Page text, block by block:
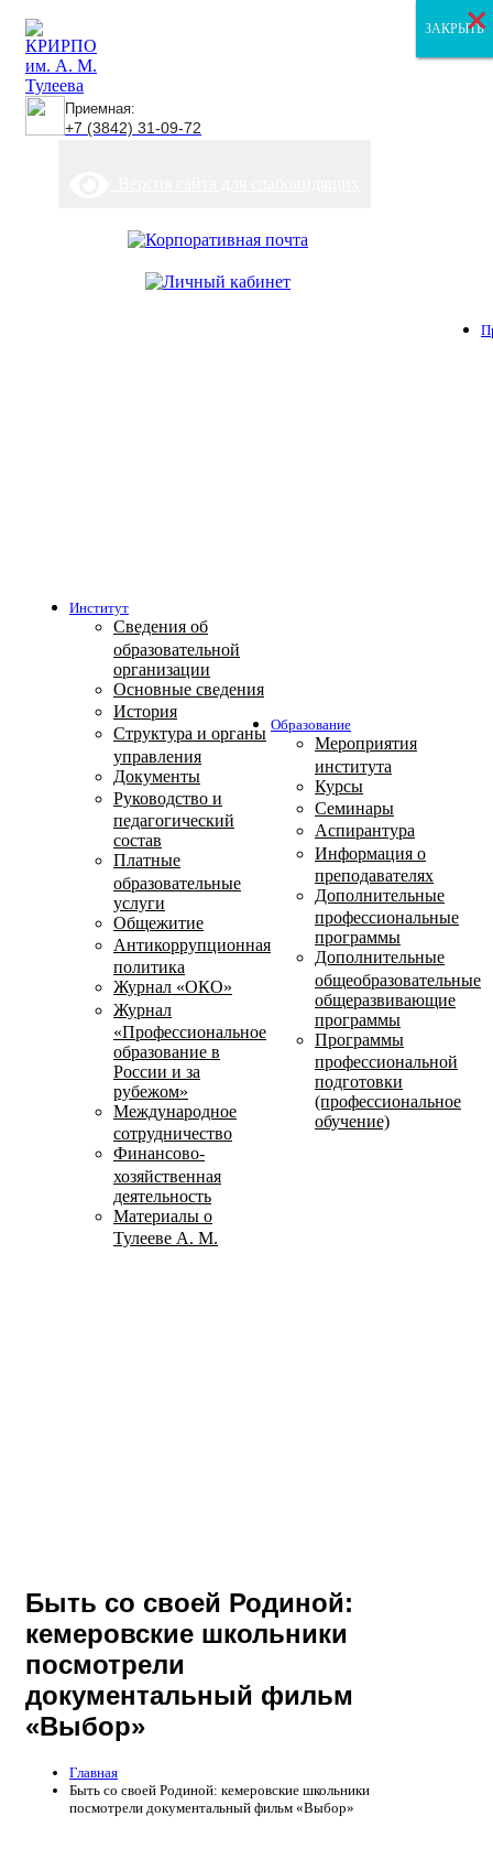
Приемная:
+7 (3842) 31-09-72
Институт
Сведения об
образовательной
организации
Основные сведения
История
Структура и органы
управления
Документы
Руководство и
педагогический
состав
Платные
образовательные
услуги
Общежитие
Антикоррупционная
политика
Журнал «ОКО»
Журнал
«Профессиональное
образование в
России и за
рубежом»
Международное
сотрудничество
Финансово-
хозяйственная
деятельность
Материалы о
Тулееве А. М.
Образование
Мероприятия
института
Курсы
Семинары
Аспирантура
Информация о
преподавателях
Дополнительные
профессиональные
программы
Дополнительные
общеобразовательные
общеразвивающие
программы
Программы
профессиональной
подготовки
(профессиональное
обучение)
Быть со своей Родиной:
кемеровские школьники
посмотрели
документальный фильм
«Выбор»
Главная
Быть со своей Родиной: кемеровские школьники
посмотрели документальный фильм «Выбор»
ЗАКРЫТЬ
ЗАКРЫТЬ
ЗАКРЫТЬ
×
×
×